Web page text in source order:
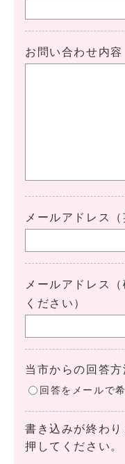
お問い合わせ内容
メールアドレス（
メールアドレス
ください）
当市からの回答方
回答をメールで
書き込みが終わ
押してください。